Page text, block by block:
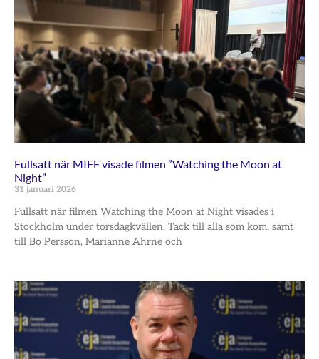
Fullsatt när MIFF visade filmen ”Watching the Moon at
Night”
31 januari 2026
Fullsatt när filmen Watching the Moon at Night visades i
Stockholm under torsdagkvällen. Tack till alla som kom, samt
till Bo Persson, Marianne Ahrne och